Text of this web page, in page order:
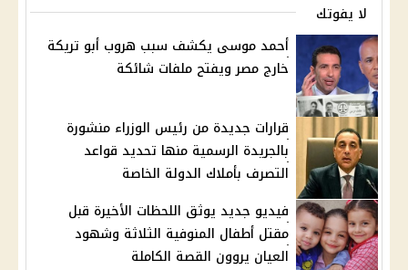
لا يفوتك
أحمد موسى يكشف سبب هروب أبو تريكة
خارج مصر ويفتح ملفات شائكة
قرارات جديدة من رئيس الوزراء منشورة
بالجريدة الرسمية منها تحديد قواعد
التصرف بأملاك الدولة الخاصة
فيديو جديد يوثق اللحظات الأخيرة قبل
مقتل أطفال المنوفية الثلاثة وشهود
العيان يروون القصة الكاملة